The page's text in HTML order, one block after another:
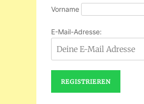
Vorname
E-Mail-Adresse: